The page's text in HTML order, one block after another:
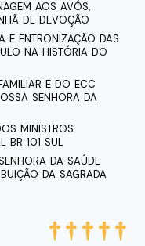
AOS AVÓS,
DE DEVOÇÃO
E ENTRONIZAÇÃO DAS
NA HISTÓRIA DO
E DO ECC
SENHORA DA
MINISTROS
BR 101 SUL
DA SAÚDE
DA SAGRADA